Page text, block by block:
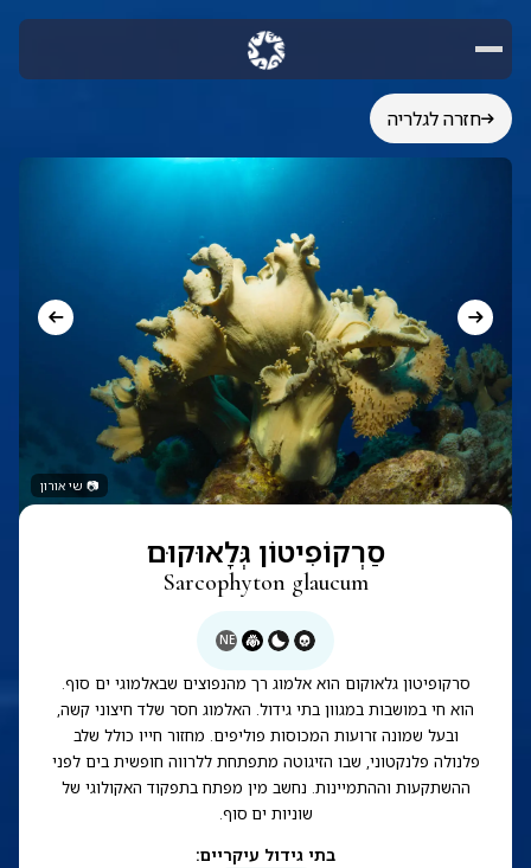
חזרה לגלריה
📷 שי אורון
סַרְקוֹפִיטוֹן גְּלָאוּקוּם
Sarcophyton glaucum
NE
סרקופיטון גלאוקום הוא אלמוג רך מהנפוצים שבאלמוגי ים סוף.
הוא חי במושבות במגוון בתי גידול. האלמוג חסר שלד חיצוני קשה,
ובעל שמונה זרועות המכוסות פוליפים. מחזור חייו כולל שלב
פלנולה פלנקטוני, שבו הזיגוטה מתפתחת ללרווה חופשית בים לפני
ההשתקעות וההתמיינות. נחשב מין מפתח בתפקוד האקולוגי של
שוניות ים סוף.
בתי גידול עיקריים: